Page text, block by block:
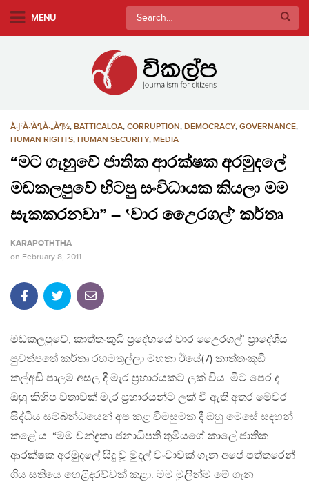
MENU
Search
for:
À·ƑÀ·’À¶‚À·„À¶½, BATTICALOA, CORRUPTION, DEMOCRACY, GOVERNANCE,
HUMAN RIGHTS, HUMAN SECURITY, MEDIA
“මට ගැහුවේ ජාතික ආරක්ෂක අරමුදලේ
මඩකලපුවේ හිටපු සංවිධායක කියලා මම
සැකකරනවා” – ‛වාර උ‍ෛරගල්’ කර්තෘ
KARAPOTHTHA
on February 8, 2011
මඩකලපුවේ, කාත්තංකුඩි ප්‍රදේහ‍යේ වාර උ‍ෛරගල්’ ප්‍රාදේශීය
පුවත්පතේ කර්තෘ රහමතුල්ලා මහතා ඊයේ(7) කාත්තංකුඩි
කල්අඩි පාලම අසල දී මැර ප්‍රහාරයකට ලක් විය. මීට පෙර ද
ඔහු කිහිප වතාවක් මැර ප්‍රහාරයන්ට ලක් වී ඇති අතර මෙවර
සිද්ධිය සම්බන්ධයෙන් අප කළ විමසුමක දී ඔහු මෙසේ සඳහන්
කළේ ය. “මම චන්ද්‍රකා ජනාධිපති තුමියගේ කාලේ ජාතික
ආරක්ෂක අරමුදලේ සිදු වූ මුදල් වංචාවක් ගැන අපේ පත්තරෙන්
ගිය සතියෙ හෙළිදරව්වක් කළා. මම මුලින්ම මේ ගැන